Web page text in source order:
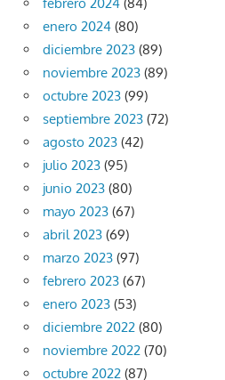
enero 2024 (80)
diciembre 2023 (89)
noviembre 2023 (89)
octubre 2023 (99)
septiembre 2023 (72)
agosto 2023 (42)
julio 2023 (95)
junio 2023 (80)
mayo 2023 (67)
abril 2023 (69)
marzo 2023 (97)
febrero 2023 (67)
enero 2023 (53)
diciembre 2022 (80)
noviembre 2022 (70)
octubre 2022 (87)